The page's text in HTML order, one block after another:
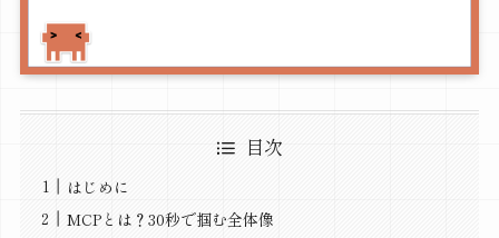
目次
はじめに
MCPとは？30秒で掴む全体像